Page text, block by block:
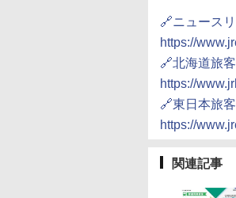
🔗ニュース
https://
🔗北海道旅
https://
🔗東日本旅
https://
関連記事